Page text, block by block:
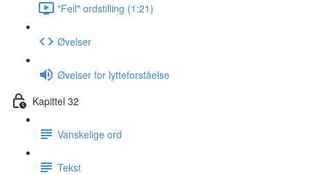
"Feil" ordstilling (1:21)
Øvelser
Øvelser for lytteforståelse
Kapittel 32
Vanskelige ord
Tekst